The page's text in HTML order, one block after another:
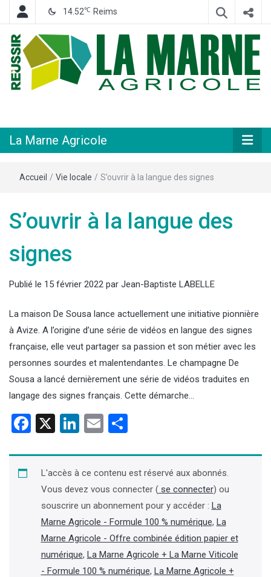
14.52℃ Reims
Agricole
La Marne Agricole
Accueil / Vie locale / S’ouvrir à la langue des signes
S’ouvrir à la langue des
signes
Publié le 15 février 2022 par Jean-Baptiste LABELLE
La maison De Sousa lance actuellement une initiative pionnière
à Avize. A l’origine d’une série de vidéos en langue des signes
française, elle veut partager sa passion et son métier avec les
personnes sourdes et malentendantes. Le champagne De
Sousa a lancé dernièrement une série de vidéos traduites en
langage des signes français. Cette démarche…
Facebook
X LinkedIn
Email
L'accès à ce contenu est réservé aux abonnés.
Vous devez vous connecter (se connecter) ou
souscrire un abonnement pour y accéder : La
Marne Agricole - Formule 100 % numérique, La
Marne Agricole - Offre combinée édition papier et
numérique, La Marne Agricole + La Marne Viticole
- Formule 100 % numérique, La Marne Agricole +